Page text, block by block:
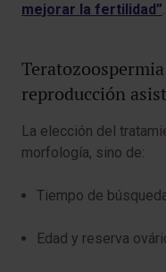
mejorar la fertilidad”.
reproducción
La elección del
morfología, sino de:
Tiempo de
Edad y reserva